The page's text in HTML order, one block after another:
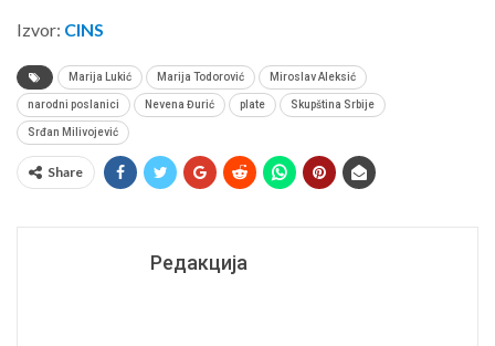
Izvor: CINS
Marija Lukić Marija Todorović Miroslav Aleksić
narodni poslanici Nevena Đurić plate Skupština Srbije
Srđan Milivojević
Share
Редакција